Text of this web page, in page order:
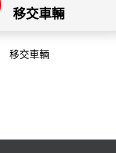
移交車輛
移交車輛